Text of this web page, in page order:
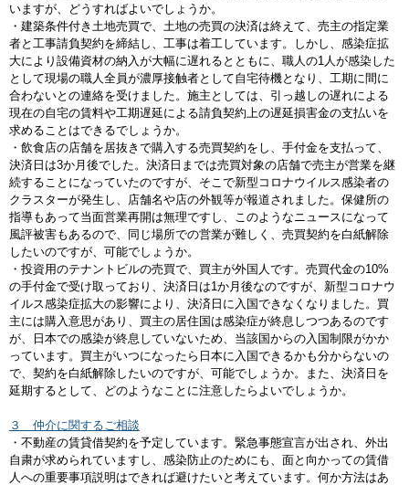
いますが、どうすればよいでしょうか。
・建築条件付き土地売買で、土地の売買の決済は終えて、売主の指定業
者と工事請負契約を締結し、工事は着工しています。しかし、感染症拡
大により設備資材の納入が大幅に遅れるとともに、職人の1人が感染した
として現場の職人全員が濃厚接触者として自宅待機となり、工期に間に
合わないとの連絡を受けました。施主としては、引っ越しの遅れによる
現在の自宅の賃料や工期遅延による請負契約上の遅延損害金の支払いを
求めることはできるでしょうか。
・飲食店の店舗を居抜きで購入する売買契約をし、手付金を支払って、
決済日は3か月後でした。決済日までは売買対象の店舗で売主が営業を継
続することになっていたのですが、そこで新型コロナウイルス感染者の
クラスターが発生し、店舗名や店の外観等が報道されました。保健所の
指導もあって当面営業再開は無理ですし、このようなニュースになって
風評被害もあるので、同じ場所での営業が難しく、売買契約を白紙解除
したいのですが、可能でしょうか。
・投資用のテナントビルの売買で、買主が外国人です。売買代金の10%
の手付金で受け取っており、決済日は1か月後なのですが、新型コロナウ
イルス感染症拡大の影響により、決済日に入国できなくなりました。買
主には購入意思があり、買主の居住国は感染症が終息しつつあるのです
が、日本での感染が終息していないため、当該国からの入国制限がかか
っています。買主がいつになったら日本に入国できるかも分からないの
で、契約を白紙解除したいのですが、可能でしょうか。また、決済日を
延期するとして、どのようなことに注意したらよいでしょうか。
３ 仲介に関するご相談
・不動産の賃貸借契約を予定しています。緊急事態宣言が出され、外出
自粛が求められていますし、感染防止のためにも、面と向かっての賃借
人への重要事項説明はできれば避けたいと考えています。何か方法はあ